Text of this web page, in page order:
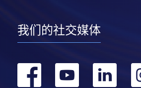
我们的社交媒体
转 转 转